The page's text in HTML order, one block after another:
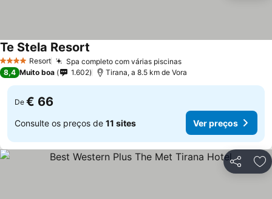
4 EstrelasResort Spa completo com várias piscinas
Te Stela Resort
8,4 Muito boa 1.602 Tirana, a 8.5 km de Vora
De € 66
Consulte os preços de 11 sites Ver preços
Partilhar